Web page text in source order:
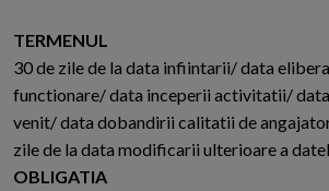
TERMENUL
30 de zile de la data infiintarii/ data
functionare/ data inceperii activitatii/
venit/ data dobandirii calitatii de
zile de la data modificarii ulterioare a
OBLIGATIA